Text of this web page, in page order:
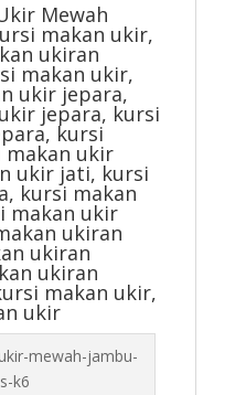
Mewah
makan ukir,
ukiran
makan ukir,
ukir jepara,
jepara, kursi
kursi
makan ukir
ukir jati, kursi
kursi makan
makan ukir
ukiran
ukiran
ukiran
makan ukir,
ukir